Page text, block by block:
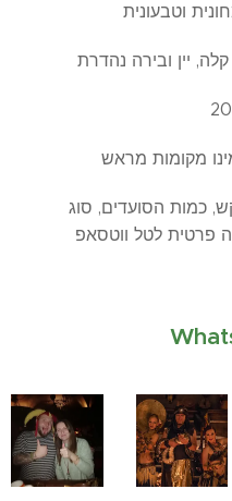
וטבעונית
מקומות מראש
כמות הסועדים, סוג
פרטית לטל ווטסאפ